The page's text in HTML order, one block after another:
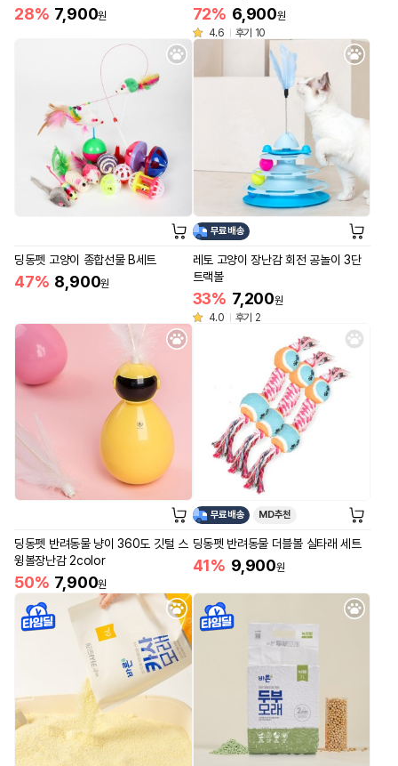
28% 7,900원 72% 6,900원
4.6
후기 10
딩동펫 고양이 종합선물 B세트
47% 8,900원
무료배송
레토 고양이 장난감 회전 공놀이 3단
트랙볼
33% 7,200원
4.0
후기 2
딩동펫 반려동물 냥이 360도 깃털 스
윙볼장난감 2color
50% 7,900원
무료배송 MD추천
딩동펫 반려동물 더블볼 실타래 세트
41% 9,900원